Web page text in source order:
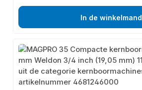
In de winkelmand